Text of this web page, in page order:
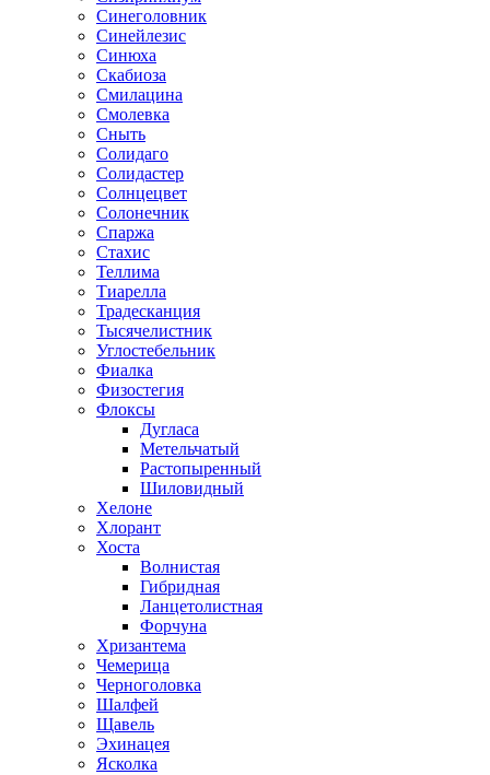
Синеголовник
Синейлезис
Синюха
Скабиоза
Смилацина
Смолевка
Сныть
Солидаго
Солидастер
Солнцецвет
Солонечник
Спаржа
Стахис
Теллима
Тиарелла
Традесканция
Тысячелистник
Углостебельник
Фиалка
Физостегия
Флоксы
Дугласа
Метельчатый
Растопыренный
Шиловидный
Хелоне
Хлорант
Хоста
Волнистая
Гибридная
Ланцетолистная
Форчуна
Хризантема
Чемерица
Черноголовка
Шалфей
Щавель
Эхинацея
Ясколка